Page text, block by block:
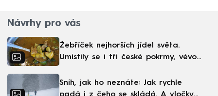
Návrhy pro vás
Žebříček nejhorších jídel světa.
Umístily se i tři české pokrmy, vévodí
Sníh, jak ho neznáte: Jak rychle
padá i z čeho se skládá. A vločky